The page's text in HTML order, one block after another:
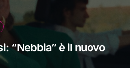
“Nebbia” è il nuovo